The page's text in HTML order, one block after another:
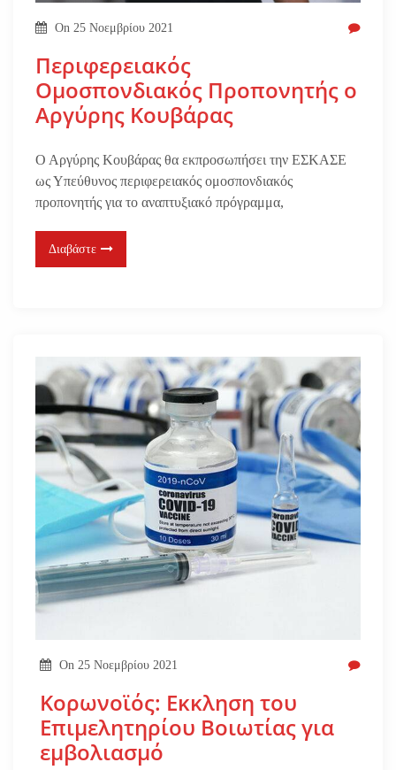
On 25 Νοεμβρίου 2021
Περιφερειακός
Ομοσπονδιακός Προπονητής ο
Αργύρης Κουβάρας
Ο Αργύρης Κουβάρας θα εκπροσωπήσει την ΕΣΚΑΣΕ
ως Υπεύθυνος περιφερειακός ομοσπονδιακός
προπονητής για το αναπτυξιακό πρόγραμμα,
Διαβάστε
On 25 Νοεμβρίου 2021
Κορωνοϊός: Εκκληση του
Επιμελητηρίου Βοιωτίας για
εμβολιασμό